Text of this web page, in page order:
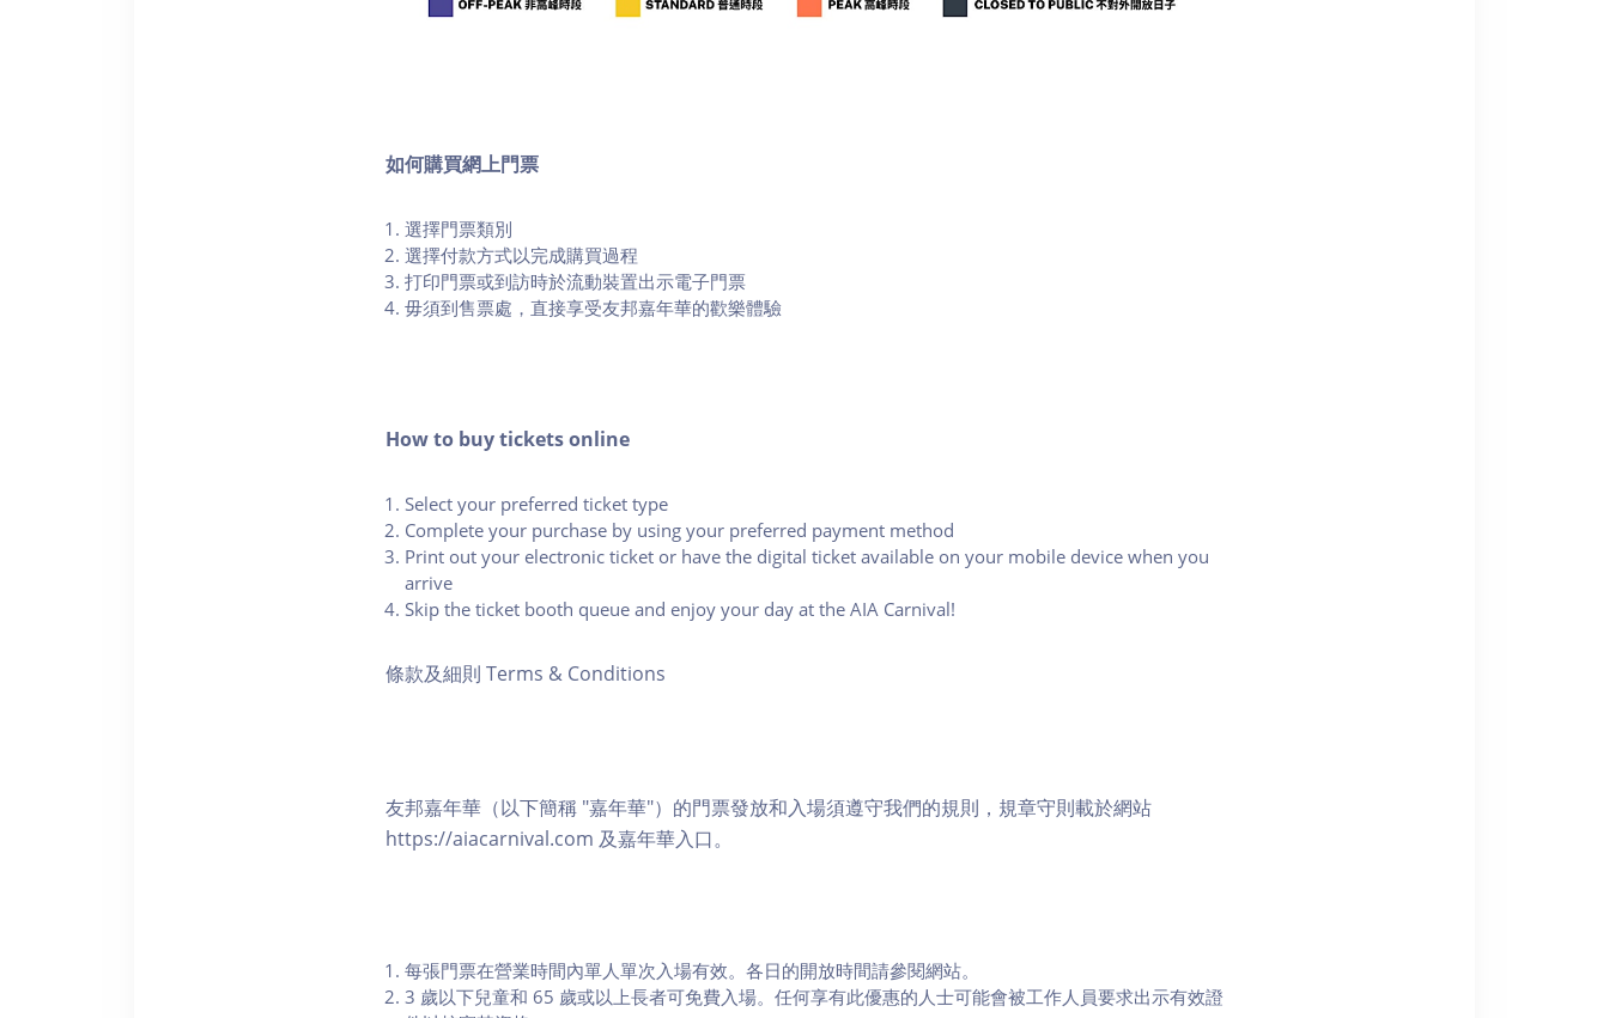
如何購買網上門票
選擇門票類別
選擇付款方式以完成購買過程
打印門票或到訪時於流動裝置出示電子門票
毋須到售票處，直接享受友邦嘉年華的歡樂體驗
How to buy tickets online
Select your preferred ticket type
Complete your purchase by using your preferred payment method
Print out your electronic ticket or have the digital ticket available on your mobile device when you
arrive
Skip the ticket booth queue and enjoy your day at the AIA Carnival!
條款及細則 Terms & Conditions
友邦嘉年華（以下簡稱 "嘉年華"）的門票發放和入場須遵守我們的規則，規章守則載於網站
https://aiacarnival.com 及嘉年華入口。
每張門票在營業時間內單人單次入場有效。各日的開放時間請參閱網站。
3 歲以下兒童和 65 歲或以上長者可免費入場。任何享有此優惠的人士可能會被工作人員要求出示有效證